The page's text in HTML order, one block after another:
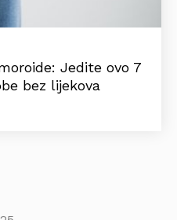
Jedite ovo 7
bez lijekova